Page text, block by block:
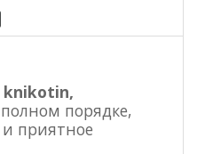
knikotin,
порядке,
приятное